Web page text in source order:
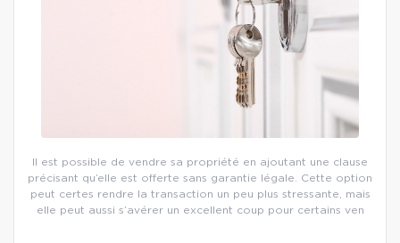
Il est possible de vendre sa propriété en ajoutant une clause
précisant qu’elle est offerte sans garantie légale. Cette option
peut certes rendre la transaction un peu plus stressante, mais
elle peut aussi s’avérer un excellent coup pour certains ven